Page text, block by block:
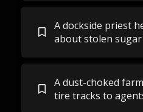
A dockside priest
about stolen sugar
A dust-choked
tire tracks to